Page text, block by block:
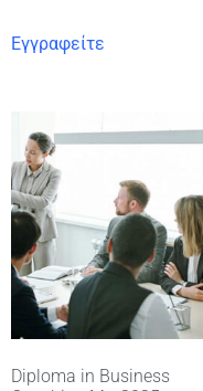
Εγγραφείτε
Diploma in Business